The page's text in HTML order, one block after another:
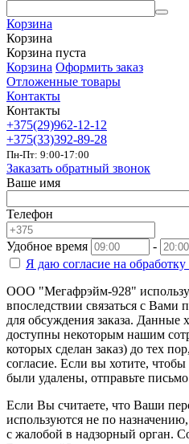
Корзина
Корзина
Корзина пуста
Корзина Оформить заказ
Отложенные товары
Контакты
Контакты
+375(29)962-12-12
+375(33)392-89-28
Пн-Пт: 9:00-17:00
Заказать обратный звонок
Ваше имя
Телефон
Удобное время
-
Я даю согласие на
ООО "Мегафрэйм-928"
впоследствии связаться с Вами
для обсуждения заказа. Данные
доступны некоторым нашим
которых сделан заказ) до тех
согласие. Если вы хотите,
были удалены, отправьте
Если Вы считаете, что Ваши
используются не по
с жалобой в надзорный орган.